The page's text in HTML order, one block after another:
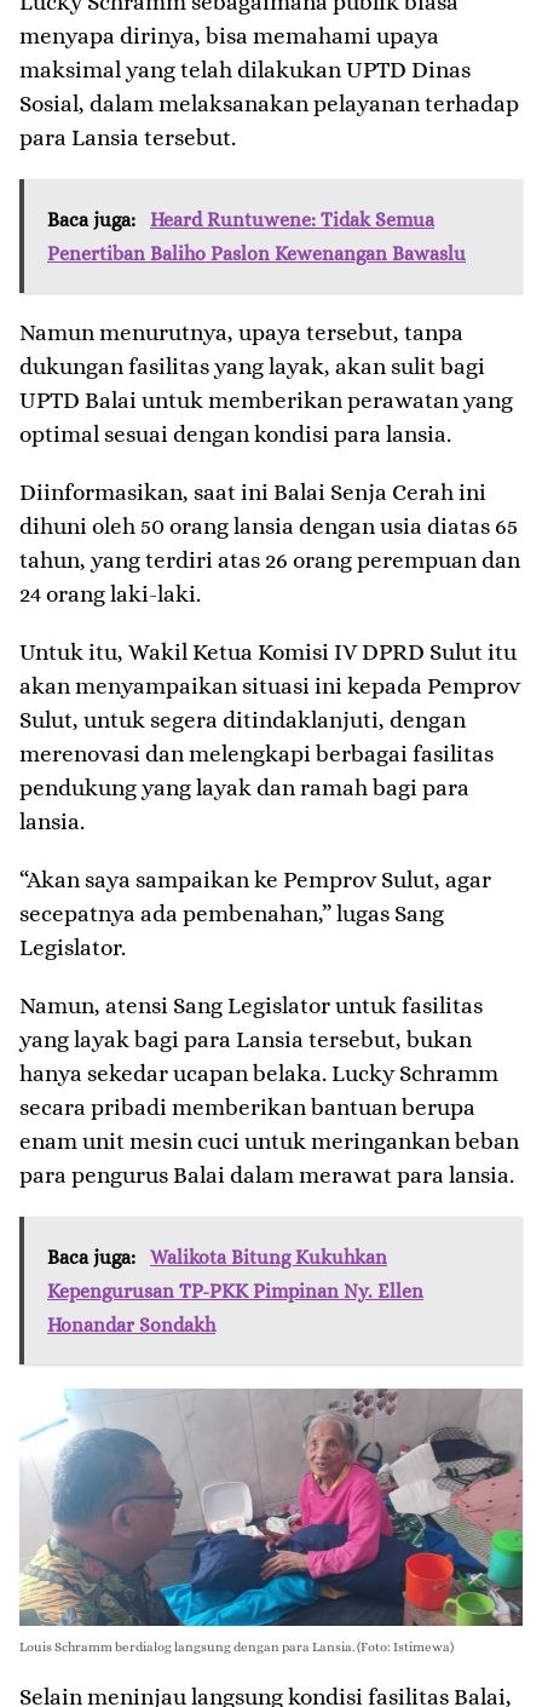
menyapa dirinya, bisa memahami upaya
maksimal yang telah dilakukan UPTD Dinas
Sosial, dalam melaksanakan pelayanan terhadap
para Lansia tersebut.
Baca juga:
Heard Runtuwene: Tidak Semua
Penertiban Baliho Paslon Kewenangan Bawaslu
Namun menurutnya, upaya tersebut, tanpa
dukungan fasilitas yang layak, akan sulit bagi
UPTD Balai untuk memberikan perawatan yang
optimal sesuai dengan kondisi para lansia.
Diinformasikan, saat ini Balai Senja Cerah ini
dihuni oleh 50 orang lansia dengan usia diatas 65
tahun, yang terdiri atas 26 orang perempuan dan
24 orang laki-laki.
Untuk itu, Wakil Ketua Komisi IV DPRD Sulut itu
akan menyampaikan situasi ini kepada Pemprov
Sulut, untuk segera ditindaklanjuti, dengan
merenovasi dan melengkapi berbagai fasilitas
pendukung yang layak dan ramah bagi para
lansia.
“Akan saya sampaikan ke Pemprov Sulut, agar
secepatnya ada pembenahan,” lugas Sang
Legislator.
Namun, atensi Sang Legislator untuk fasilitas
yang layak bagi para Lansia tersebut, bukan
hanya sekedar ucapan belaka. Lucky Schramm
secara pribadi memberikan bantuan berupa
enam unit mesin cuci untuk meringankan beban
para pengurus Balai dalam merawat para lansia.
Baca juga:
Walikota Bitung Kukuhkan
Kepengurusan TP-PKK Pimpinan Ny. Ellen
Honandar Sondakh
Louis Schramm berdialog langsung dengan para Lansia. (Foto: Istimewa)
Selain meninjau langsung kondisi fasilitas Balai,